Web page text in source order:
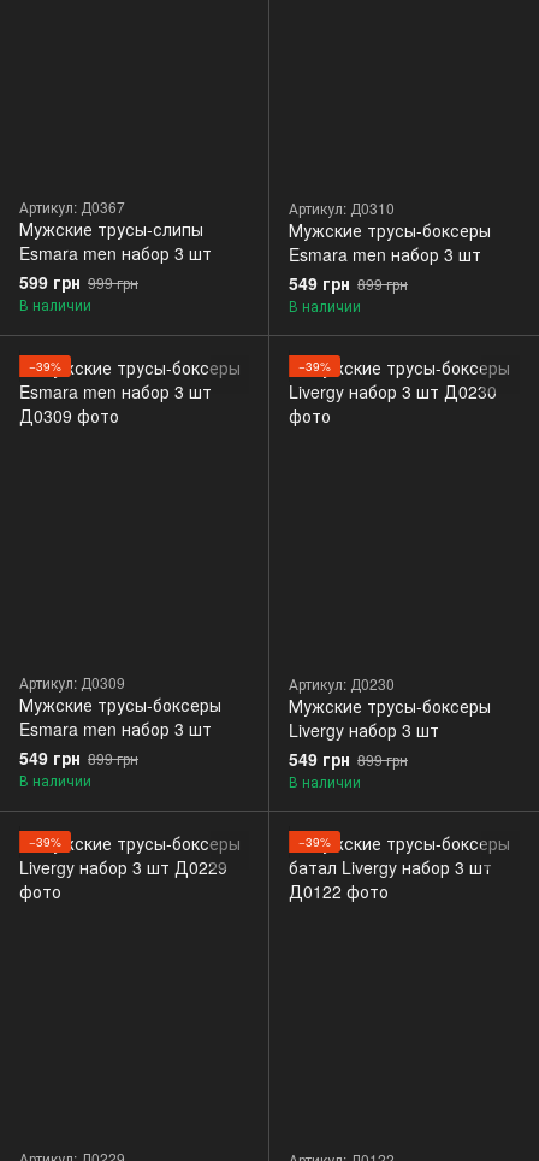
Артикул: Д0367
Мужские трусы-слипы
Esmara men набор 3 шт
599 грн 999 грн
В наличии
Артикул: Д0310
Мужские трусы-боксеры
Esmara men набор 3 шт
549 грн 899 грн
В наличии
−39%
Артикул: Д0309
Мужские трусы-боксеры
Esmara men набор 3 шт
549 грн 899 грн
В наличии
−39%
Артикул: Д0230
Мужские трусы-боксеры
Livergy набор 3 шт
549 грн 899 грн
В наличии
−39% −39%